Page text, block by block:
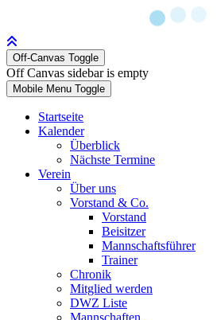
Off-Canvas Toggle
Off Canvas sidebar is empty
Mobile Menu Toggle
Startseite
Kalender
Überblick
Nächste Termine
Verein
Über uns
Vorstand & Co.
Vorstand
Beisitzer
Mannschaftsführer
Trainer
Chronik
Mitglied werden
DWZ Liste
Mannschaften